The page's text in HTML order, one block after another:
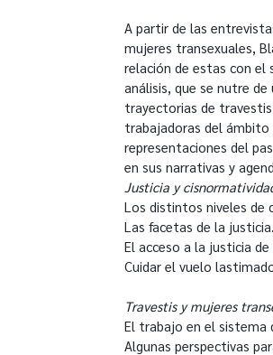
A partir de las
mujeres transexuales,
relación de estas con el
análisis, que se nutre
trayectorias de
trabajadoras del ámbito
representaciones del
en sus narrativas y
Justicia y
Los distintos niveles de
Las facetas de la justicia.
El acceso a la justicia
Cuidar el vuelo
Travestis y mujeres
El trabajo en el sistema
Algunas perspectivas